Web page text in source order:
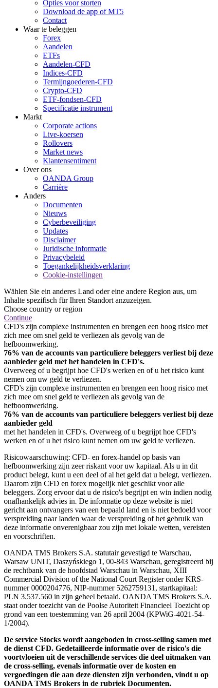
Opties voor storten
Download de app of MT5
Contact
Waar te beleggen
Forex
Aandelen
ETFs
Aandelen-CFD
Indices-CFD
Termijngoederen-CFD
Crypto-CFD
ETF-fondsen-CFD
Specificatie instrument
Markt
Corporate actions
Live-koersen
Rollovers
Market news
Klantensentiment
Over ons
OANDA Group
Carrière
Anders
Documenten
Nieuws
Cyberbeveiliging
Updates
Disclaimer
Juridische informatie
Privacybeleid
Toegankelijkheidsverklaring
Cookie-instellingen
Wählen Sie ein anderes Land oder eine andere Region aus, um
Inhalte spezifisch für Ihren Standort anzuzeigen.
Choose country or region
Continue
CFD's zijn complexe instrumenten en brengen een hoog risico met
zich mee om snel geld te verliezen als gevolg van de
hefboomwerking.
76% van de accounts van particuliere beleggers verliest bij deze
aanbieder geld met het handelen in CFD's.
Overweeg of u begrijpt hoe CFD's werken en of u het risico kunt
nemen om uw geld te verliezen.
CFD's zijn complexe instrumenten en brengen een hoog risico met
zich mee om snel geld te verliezen als gevolg van de
hefboomwerking.
76% van de accounts van particuliere beleggers verliest bij deze
aanbieder geld
met het handelen in CFD's. Overweeg of u begrijpt hoe CFD's
werken en of u het risico kunt nemen om uw geld te verliezen.
Risicowaarschuwing: CFD- en forex-handel op basis van
hefboomwerking zijn zeer riskant voor uw kapitaal. Als u in dit
product belegt, kunt u een deel of al het geld dat u belegt, verliezen.
Daarom zijn CFD en forex mogelijk niet geschikt voor alle
beleggers. Zorg ervoor dat u de risico's begrijpt en win indien nodig
onafhankelijk advies in. De informatie op deze website is niet
gericht aan ontvangers van een bepaald land en is niet bedoeld voor
verspreiding naar landen waar de verspreiding of het gebruik van
deze informatie onverenigbaar zou zijn met lokale wetten, vereisten
en voorschriften.
OANDA TMS Brokers S.A. statutair gevestigd te Warschau,
Warsaw UNIT, Daszyńskiego 1, 00-843 Warschau, geregistreerd bij
de rechtbank van de hoofdstad Warschau in Warschau, XIII
Commercial Division of the National Court Register onder KRS-
nummer 0000204776, NIP-nummer 5262759131, startkapitaal:
PLN 3.537.560 in zijn geheel betaald. OANDA TMS Brokers S.A.
staat onder toezicht van de Poolse Autoriteit Financieel Toezicht op
grond van een toestemming van 26 april 2004 (KPWiG-4021-54-
1/2004).
De service Stocks wordt aangeboden in cross-selling samen met
de dienst CFD. Gedetailleerde informatie over de risico's die
voortvloeien uit de verschillende services die deel uitmaken van
de cross-selling, evenals informatie over de kosten en
vergoedingen die aan deze diensten zijn verbonden, vindt u op
OANDA TMS Brokers in de rubriek Documenten.